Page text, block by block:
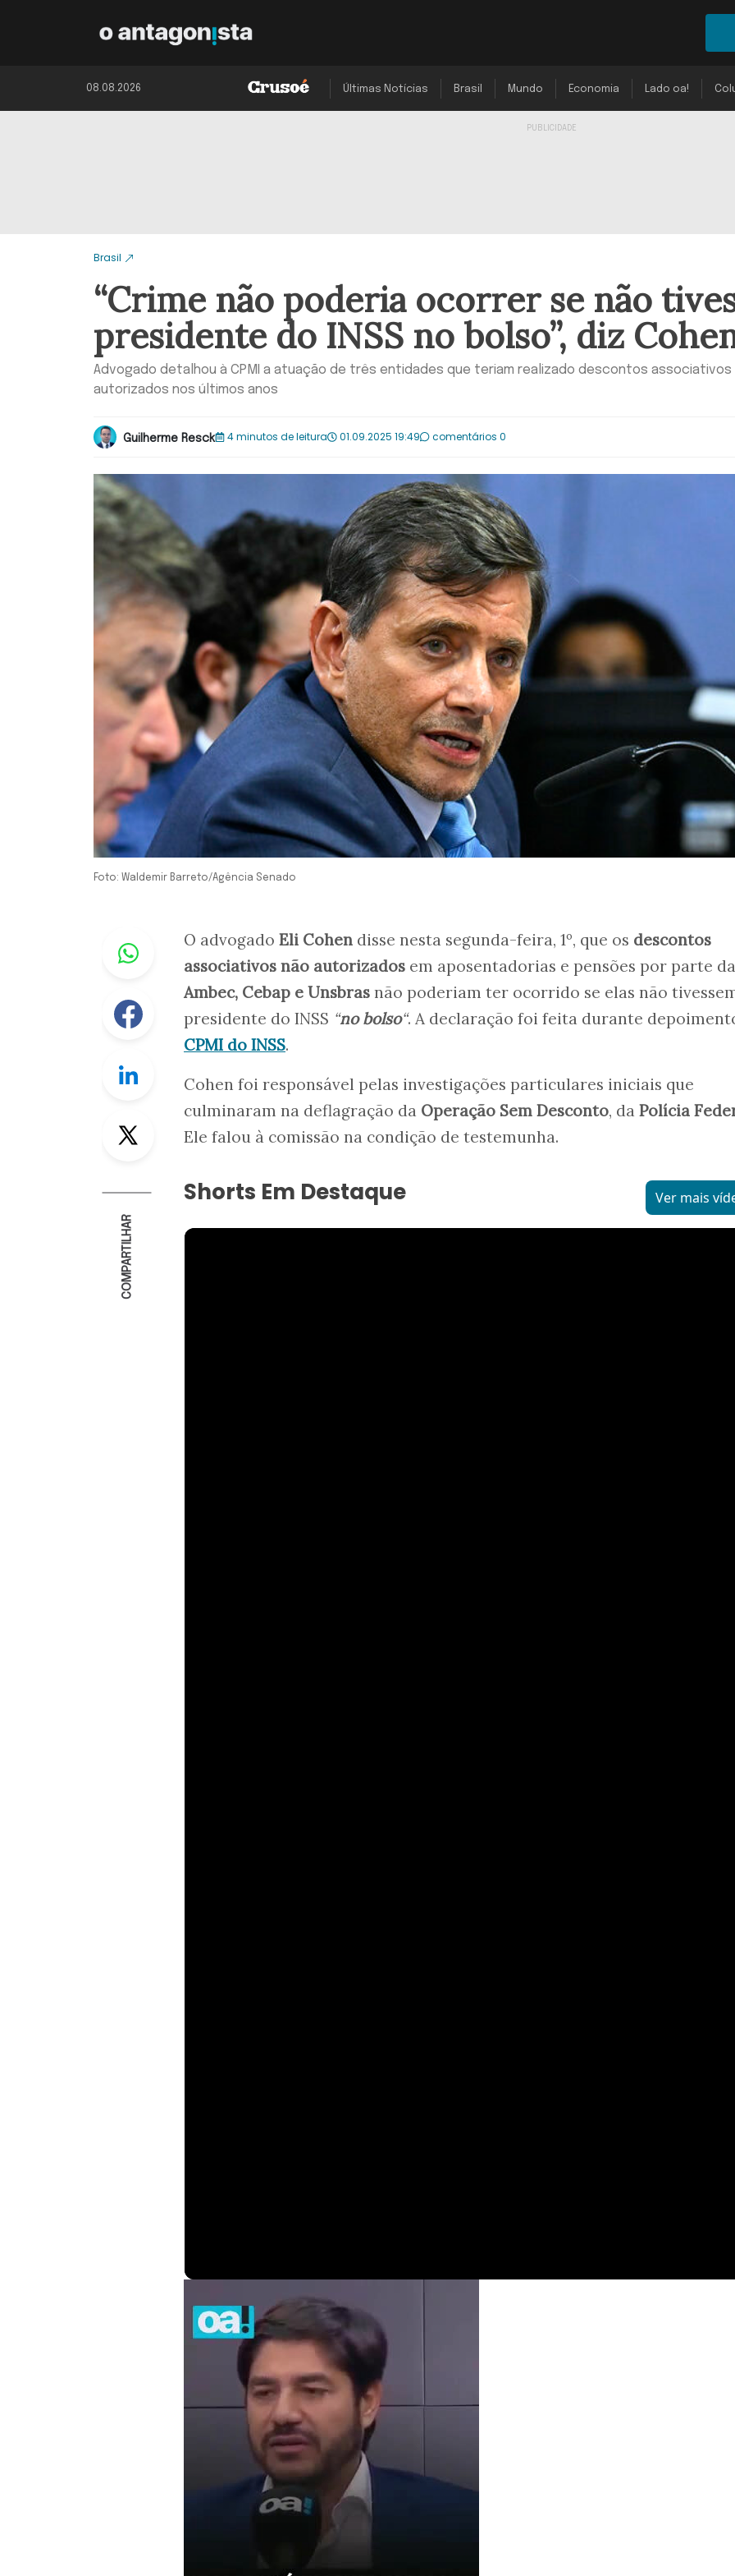
08.08.2026 Últimas Notícias Brasil Mundo Economia Lado oa!
Brasil
“Crime não poderia ocorrer se não
presidente do INSS no bolso”, diz
Advogado detalhou à CPMI a atuação de três entidades que teriam realizado descontos associativos
autorizados nos últimos anos
Guilherme Resck 4 minutos de leitura 01.09.2025 19:49 comentários 0
Foto: Waldemir Barreto/Agência Senado
Whastapp
Facebook
Linkedin
Twitter
COMPARTILHAR
O advogado Eli Cohen disse nesta segunda-feira, 1º, que os descontos
associativos não autorizados em aposentadorias e pensões por parte da
Ambec, Cebap e Unsbras não poderiam ter ocorrido se elas não
presidente do INSS “no bolso“. A declaração foi feita durante
CPMI do INSS.
Cohen foi responsável pelas investigações particulares iniciais que
culminaram na deflagração da Operação Sem Desconto, da Polícia
Ele falou à comissão na condição de testemunha.
Shorts Em Destaque Ver mais